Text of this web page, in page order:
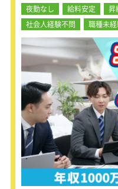
夜勤なし
給料安定 昇
社会人経験不問
職種未